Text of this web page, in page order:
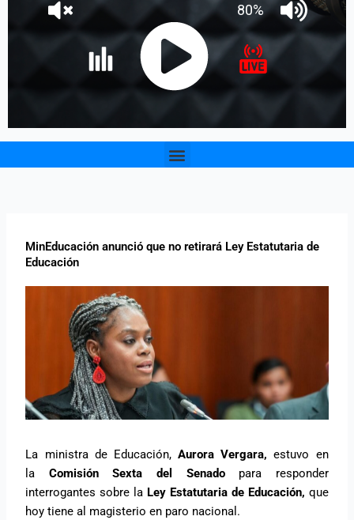
Menu
MinEducación anunció que no retirará Ley Estatutaria de
Educación
La ministra de Educación,Aurora Vergara, estuvo en
la Comisión Sexta del Senado para responder
interrogantes sobre la Ley Estatutaria de Educación, que
hoy tiene al magisterio en paro nacional.